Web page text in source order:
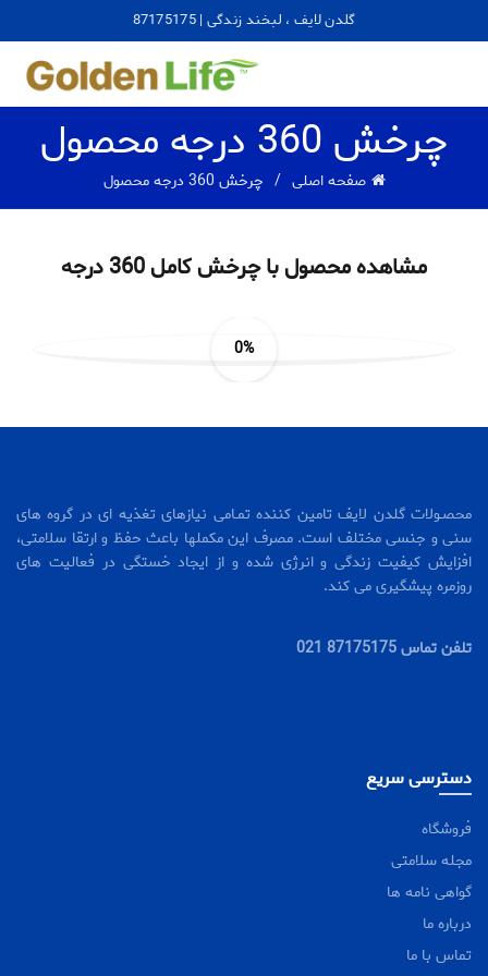
گلدن لایف ، لبخند زندگی | 87175175
چرخش 360 درجه محصول
صفحه اصلی چرخش 360 درجه محصول
مشاهده محصول با چرخش کامل 360 درجه
0%
محصـولات گلدن لایف تامین کننده تمـامی نیازهای تغذیه ای در گروه های
سنی و جنسی مختلف است. مصرف این مکملها باعث حفظ و ارتقا سلامتی،
افزایش کیفیت زندگی و انرژی شده و از ایجاد خستگی در فعالیت های
روزمره پیشگیری می کند.
تلفن تماس 87175175 021
دسترسی سریع
فروشگاه
مجله سلامتی
گواهی نامه ها
درباره ما
تماس با ما